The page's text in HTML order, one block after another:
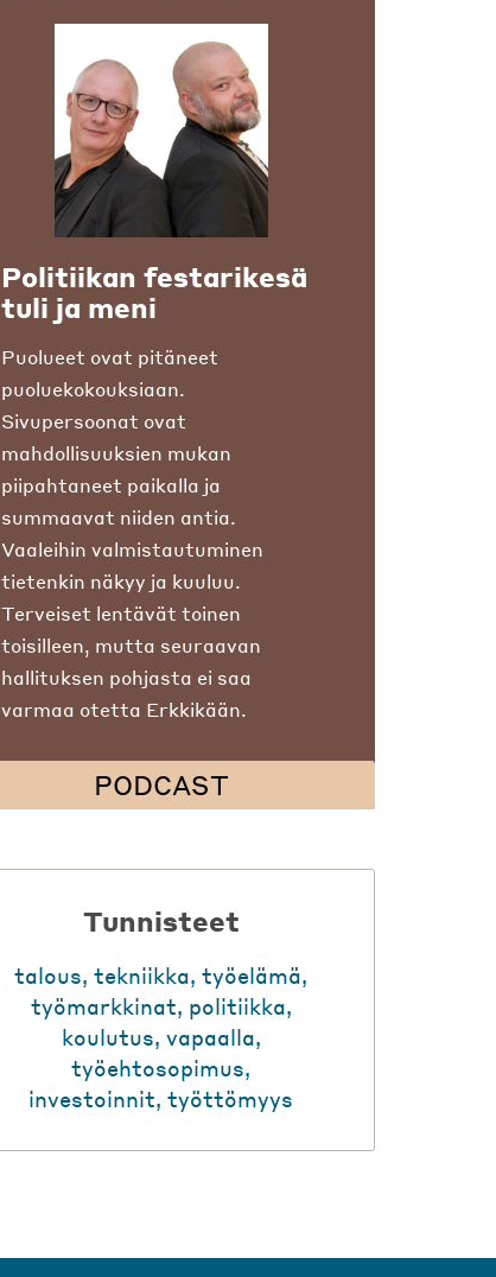
Politiikan festarikesä
tuli ja meni
Puolueet ovat pitäneet
puoluekokouksiaan.
Sivupersoonat ovat
mahdollisuuksien mukan
piipahtaneet paikalla ja
summaavat niiden antia.
Vaaleihin valmistautuminen
tietenkin näkyy ja kuuluu.
Terveiset lentävät toinen
toisilleen, mutta seuraavan
hallituksen pohjasta ei saa
varmaa otetta Erkkikään.
PODCAST
Tunnisteet
talous,tekniikka,työelämä,
työmarkkinat, politiikka,
koulutus, vapaalla,
työehtosopimus,
investoinnit,työttömyys